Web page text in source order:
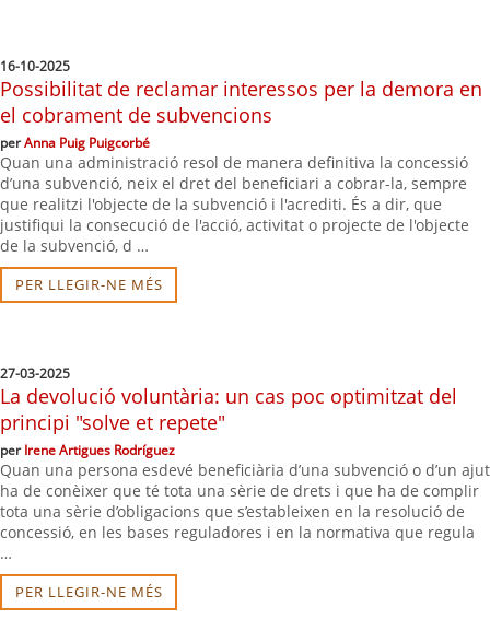
16-10-2025
Possibilitat de reclamar interessos per la demora en
el cobrament de subvencions
perAnna Puig Puigcorbé
Quan una administració resol de manera definitiva la concessió
d’una subvenció, neix el dret del beneficiari a cobrar-la, sempre
que realitzi l'objecte de la subvenció i l'acrediti. És a dir, que
justifiqui la consecució de l'acció, activitat o projecte de l'objecte
de la subvenció, d …
PER LLEGIR-NE MÉS
27-03-2025
La devolució voluntària: un cas poc optimitzat del
principi "solve et repete"
perIrene Artigues Rodríguez
Quan una persona esdevé beneficiària d’una subvenció o d’un ajut
ha de conèixer que té tota una sèrie de drets i que ha de complir
tota una sèrie d’obligacions que s’estableixen en la resolució de
concessió, en les bases reguladores i en la normativa que regula
…
PER LLEGIR-NE MÉS